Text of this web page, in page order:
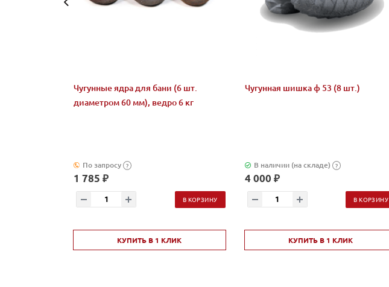
Чугунные ядра для бани (6 шт.
диаметром 60 мм), ведро 6 кг
По запросу ?
1 785 ₽
В КОРЗИНУ
КУПИТЬ В 1 КЛИК
Чугунная шишка ф 53 (8 шт.)
В наличии (на складе) ?
4 000 ₽
В КОРЗИНУ
КУПИТЬ В 1 КЛИК